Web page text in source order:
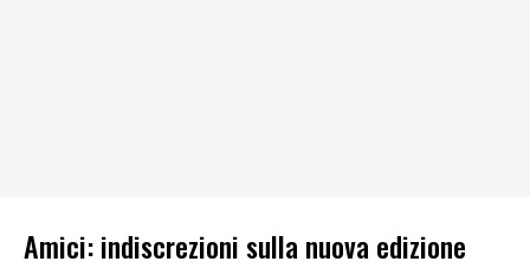
Amici: indiscrezioni sulla nuova edizione